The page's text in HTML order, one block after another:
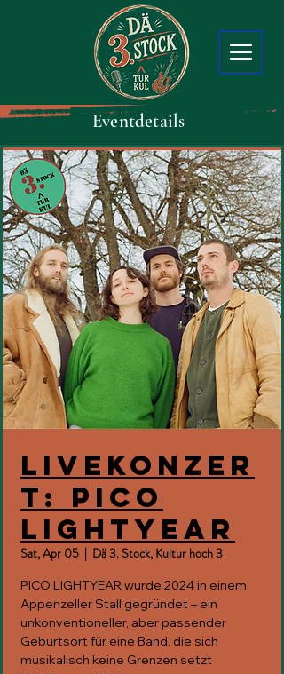
Eventdetails
Livekonzer
t: PICO
LIGHTYEAR
Sat, Apr 05
  |
Dä 3. Stock, Kultur hoch 3
PICO LIGHTYEAR wurde 2024 in einem
Appenzeller Stall gegründet – ein
unkonventioneller, aber passender
Geburtsort für eine Band, die sich
musikalisch keine Grenzen setzt